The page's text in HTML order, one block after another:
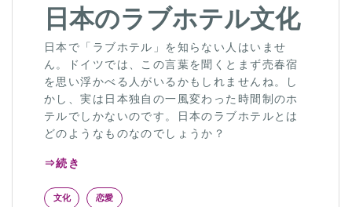
日本のラブホテル文化
日本で「ラブホテル」を知らない人はいませ
ん。ドイツでは、この言葉を聞くとまず売春宿
を思い浮かべる人がいるかもしれませんね。し
かし、実は日本独自の一風変わった時間制のホ
テルでしかないのです。日本のラブホテルとは
どのようなものなのでしょうか？
⇒続き
文化 恋愛